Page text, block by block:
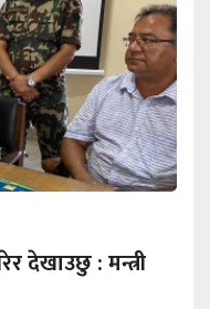
देखाउछु : मन्त्री